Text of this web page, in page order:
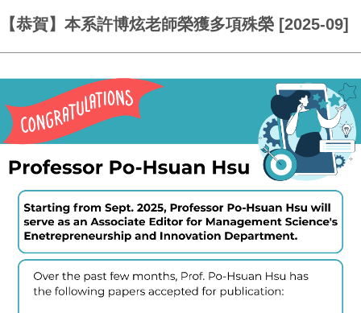
【恭賀】本系許博炫老師榮獲多項殊榮 [2025-09]